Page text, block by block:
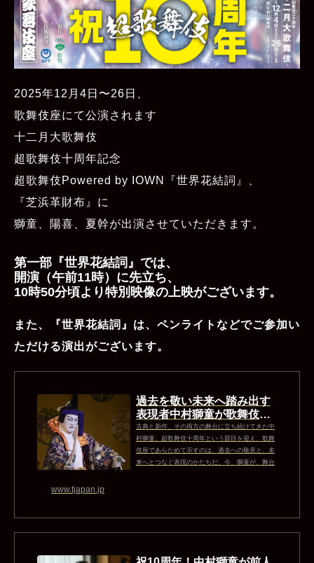
2025年12月4日〜26日、
歌舞伎座にて公演されます
十二月大歌舞伎
超歌舞伎十周年記念
超歌舞伎Powered by IOWN『世界花結詞』、
『芝浜革財布』に
獅童、陽喜、夏幹が出演させていただきます。
第一部『世界花結詞』では、
開演（午前11時）に先立ち、
10時50分頃より特別映像の上映がございます。
また、『世界花結詞』は、ペンライトなどでご参加い
ただける演出がございます。
過去を敬い未来へ踏み出す
表現者中村獅童が歌舞伎座
で示す次世代へと手渡す表
現の行方 - T JA...
古典と新作、その両方の舞台に立ち続けてきた中
村獅童。超歌舞伎十周年という節目を迎え、歌舞
伎座であらためて示すのは、過去への敬意と、未
来へとつなぐ表現のかたちだ。今、獅童が、舞台
www.tjapan.jp